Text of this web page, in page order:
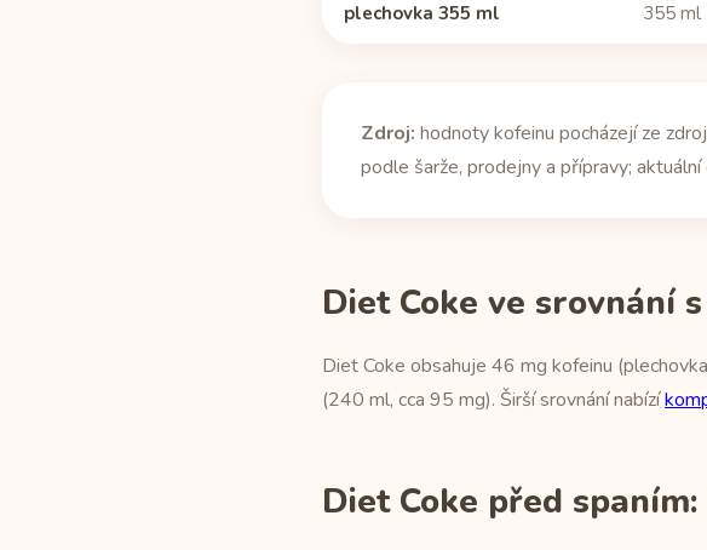
plechovka 355 ml 355 ml
Zdroj: hodnoty kofeinu pocházejí ze
podle šarže, prodejny a přípravy;
Diet Coke ve srovnání
Diet Coke obsahuje 46 mg kofeinu
(240 ml, cca 95 mg). Širší srovnání nabízí
Diet Coke před